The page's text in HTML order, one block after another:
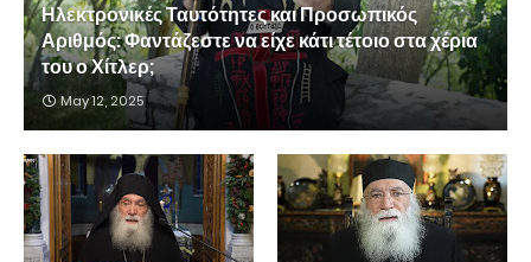
Ηλεκτρονικές Ταυτότητες και Προσωπικός
Αριθμός: Φαντάζεστε να είχε κάτι τέτοιο στα χέρια
του ο Χίτλερ;
May 12, 2025